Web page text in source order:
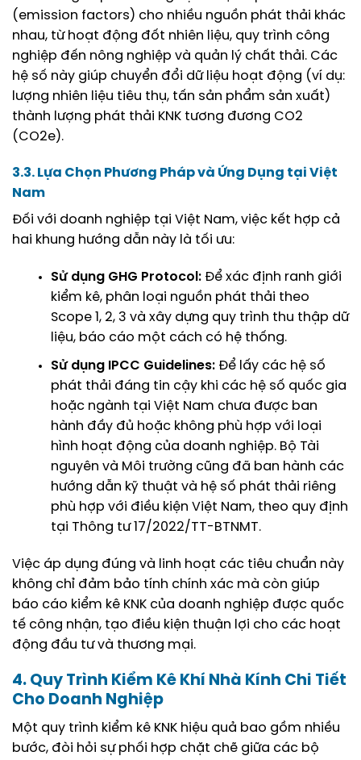
(emission factors) cho nhiều nguồn phát thải khác
nhau, từ hoạt động đốt nhiên liệu, quy trình công
nghiệp đến nông nghiệp và quản lý chất thải. Các
hệ số này giúp chuyển đổi dữ liệu hoạt động (ví dụ:
lượng nhiên liệu tiêu thụ, tấn sản phẩm sản xuất)
thành lượng phát thải KNK tương đương CO2
(CO2e).
3.3. Lựa Chọn Phương Pháp và Ứng Dụng tại Việt
Nam
Đối với doanh nghiệp tại Việt Nam, việc kết hợp cả
hai khung hướng dẫn này là tối ưu:
Sử dụng GHG Protocol: Để xác định ranh giới
kiểm kê, phân loại nguồn phát thải theo
Scope 1, 2, 3 và xây dựng quy trình thu thập dữ
liệu, báo cáo một cách có hệ thống.
Sử dụng IPCC Guidelines: Để lấy các hệ số
phát thải đáng tin cậy khi các hệ số quốc gia
hoặc ngành tại Việt Nam chưa được ban
hành đầy đủ hoặc không phù hợp với loại
hình hoạt động của doanh nghiệp. Bộ Tài
nguyên và Môi trường cũng đã ban hành các
hướng dẫn kỹ thuật và hệ số phát thải riêng
phù hợp với điều kiện Việt Nam, theo quy định
tại Thông tư 17/2022/TT-BTNMT.
Việc áp dụng đúng và linh hoạt các tiêu chuẩn này
không chỉ đảm bảo tính chính xác mà còn giúp
báo cáo kiểm kê KNK của doanh nghiệp được quốc
tế công nhận, tạo điều kiện thuận lợi cho các hoạt
động đầu tư và thương mại.
4. Quy Trình Kiểm Kê Khí Nhà Kính Chi Tiết
Cho Doanh Nghiệp
Một quy trình kiểm kê KNK hiệu quả bao gồm nhiều
bước, đòi hỏi sự phối hợp chặt chẽ giữa các bộ